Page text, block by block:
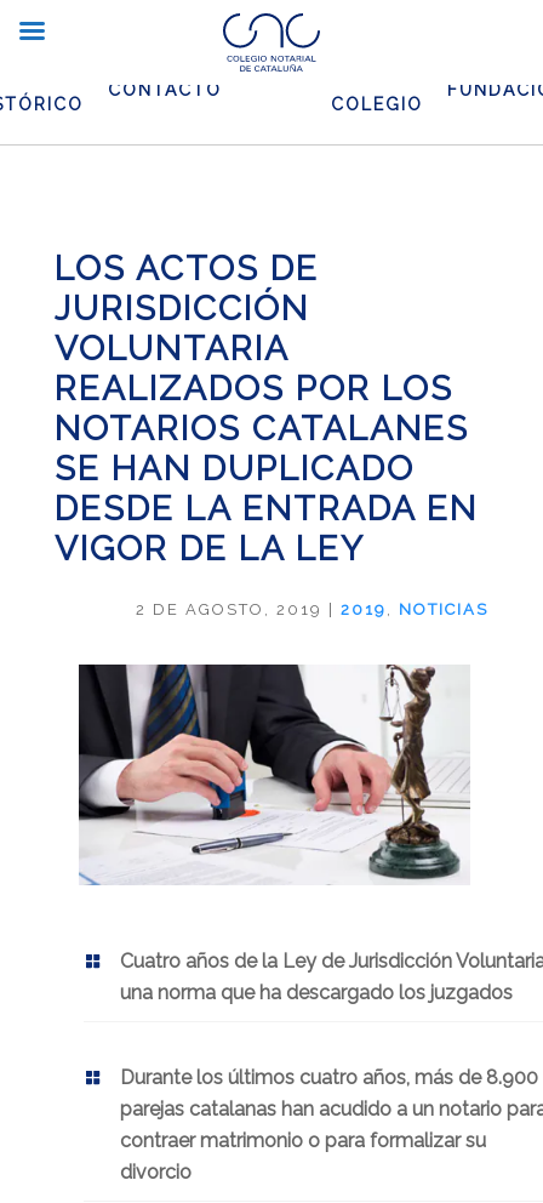
CONTACTO
COLEGIO
LOS ACTOS DE
JURISDICCIÓN
VOLUNTARIA
REALIZADOS POR LOS
NOTARIOS CATALANES
SE HAN DUPLICADO
DESDE LA ENTRADA EN
VIGOR DE LA LEY
2 DE AGOSTO, 2019 |2019 , NOTICIAS
Cuatro años de la Ley de Jurisdicción
una norma que ha descargado los juzgados
Durante los últimos cuatro años, más de 8.900
parejas catalanas han acudido a un notario
contraer matrimonio o para formalizar su
divorcio